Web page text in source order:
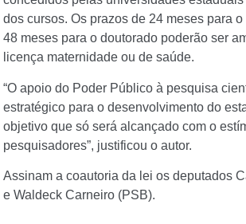
dos cursos. Os prazos de 24 meses para
48 meses para o doutorado poderão ser
licença maternidade ou de saúde.
“O apoio do Poder Público à pesquisa
estratégico para o desenvolvimento do
objetivo que só será alcançado com o
pesquisadores”, justificou o autor.
Assinam a coautoria da lei os deputados
e Waldeck Carneiro (PSB).